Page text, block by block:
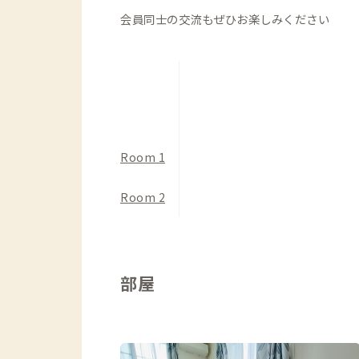
会員同士の交流もぜひお楽しみください
Room 1
Room 2
部屋